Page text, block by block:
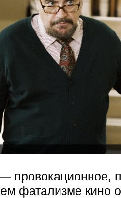
провокационное,
фатализме кино